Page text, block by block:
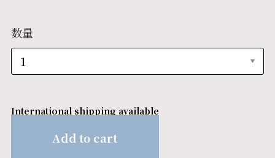
数量
International shipping available
Add to cart